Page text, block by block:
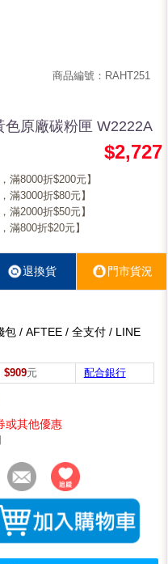
商品編號：RAHT251
色原廠碳粉匣 W2222A
$2,727
滿8000折$200元】
滿3000折$80元】
滿2000折$50元】
滿800折$20元】
退換貨 門市貨況
包 / AFTEE / 全支付 / LINE
$909元 配合銀行
或其他優惠